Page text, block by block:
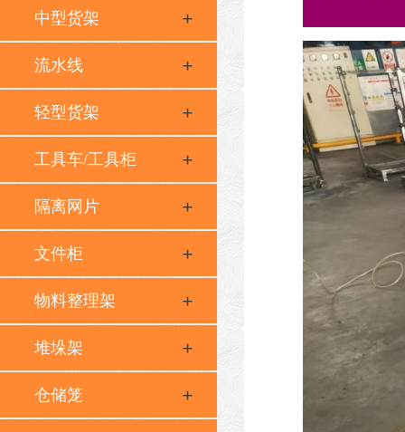
中型货架
流水线
轻型货架
工具车/工具柜
隔离网片
文件柜
物料整理架
堆垛架
仓储笼